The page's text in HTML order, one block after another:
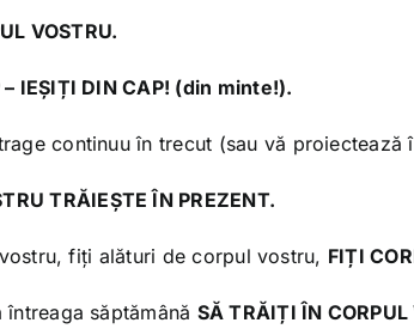
VOSTRU.
– IEȘIȚI DIN CAP! (din minte!).
continuu în trecut (sau vă
TRĂIEȘTE ÎN PREZENT.
fiți alături de corpul vostru, FIȚI
săptămână SĂ TRĂIȚI ÎN CORPUL